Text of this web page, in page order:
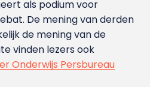
als podium voor
De mening van derden
de mening van de
vinden lezers ook
Onderwijs Persbureau